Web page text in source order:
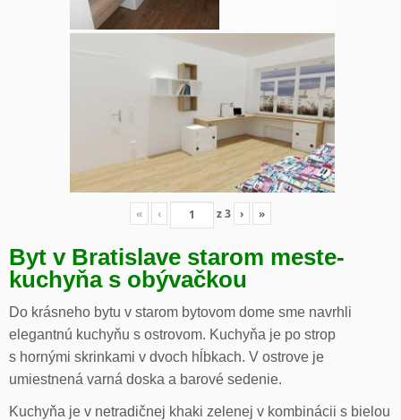
« ‹ z3 › »
Byt v Bratislave starom meste-
kuchyňa s obývačkou
Do krásneho bytu v starom bytovom dome sme navrhli
elegantnú kuchyňu s ostrovom. Kuchyňa je po strop
s hornými skrinkami v dvoch hĺbkach. V ostrove je
umiestnená varná doska a barové sedenie.
Kuchyňa je v netradičnej khaki zelenej v kombinácii s bielou